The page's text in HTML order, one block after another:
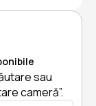
sau
cameră”.